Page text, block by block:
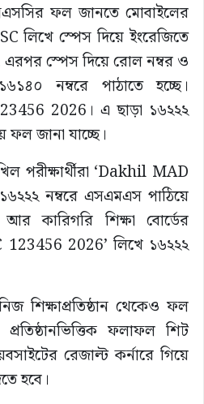
ফল জানতে মোবাইলের
লিখে স্পেস দিয়ে ইংরেজিতে
এরপর স্পেস দিয়ে রোল নম্বর ও
নম্বরে পাঠাতে হচ্ছে।
2026। এ ছাড়া ১৬২২২
জানা যাচ্ছে।
পরীক্ষার্থীরা ‘Dakhil MAD
নম্বরে এসএমএস পাঠিয়ে
কারিগরি শিক্ষা বোর্ডের
123456 2026’ লিখে ১৬২২২
শিক্ষাপ্রতিষ্ঠান থেকেও ফল
ফলাফল শিট
রেজাল্ট কর্নারে গিয়ে
হবে।